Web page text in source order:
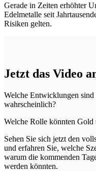
Gerade in Zeiten erhöhter
Edelmetalle seit
Risiken gelten.
Jetzt das Video
Welche Entwicklungen
wahrscheinlich?
Welche Rolle könnten Gold
Sehen Sie sich jetzt den
und erfahren Sie, welche
warum die kommenden
werden könnten.